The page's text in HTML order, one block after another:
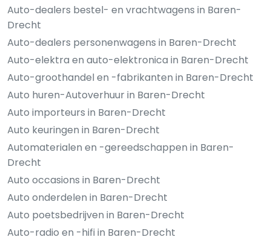
Auto-dealers bestel- en vrachtwagens in Baren-
Drecht
Auto-dealers personenwagens in Baren-Drecht
Auto-elektra en auto-elektronica in Baren-Drecht
Auto-groothandel en -fabrikanten in Baren-Drecht
Auto huren-Autoverhuur in Baren-Drecht
Auto importeurs in Baren-Drecht
Auto keuringen in Baren-Drecht
Automaterialen en -gereedschappen in Baren-
Drecht
Auto occasions in Baren-Drecht
Auto onderdelen in Baren-Drecht
Auto poetsbedrijven in Baren-Drecht
Auto-radio en -hifi in Baren-Drecht